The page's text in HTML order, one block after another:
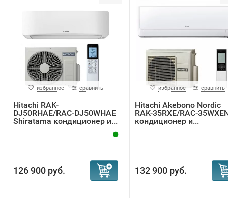
избранное сравнить
Hitachi RAK-
DJ50RHAE/RAC-DJ50WHAE
Shiratama кондиционер и...
126 900 руб.
избранное сравнить
Hitachi Akebono Nordic
RAK-35RXE/RAC-
кондиционер и...
132 900 руб.